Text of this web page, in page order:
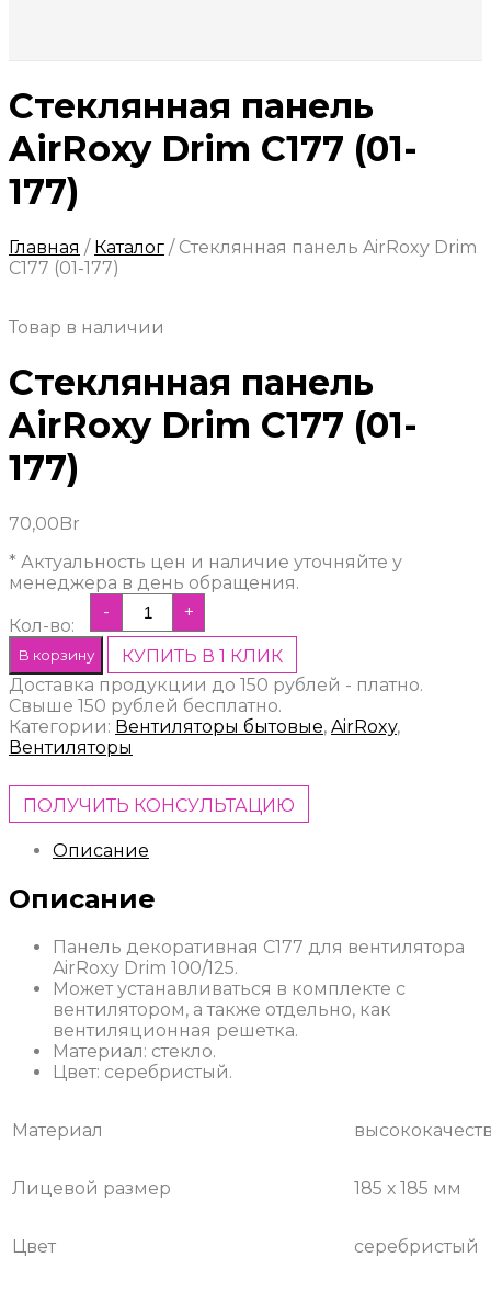
Стеклянная панель
AirRoxy Drim C177 (01-
177)
Главная / Каталог / Стеклянная панель AirRoxy Drim
C177 (01-177)
Товар в наличии
Стеклянная панель
AirRoxy Drim C177 (01-
177)
70,00Br
* Актуальность цен и наличие уточняйте у
менеджера в день обращения.
Кол-во:
- +
В корзину
КУПИТЬ В 1 КЛИК
Доставка продукции до 150 рублей - платно.
Свыше 150 рублей бесплатно.
Категории: Вентиляторы бытовые, AirRoxy,
Вентиляторы
ПОЛУЧИТЬ КОНСУЛЬТАЦИЮ
Описание
Описание
Панель декоративная C177 для вентилятора
AirRoxy Drim 100/125.
Может устанавливаться в комплекте с
вентилятором, а также отдельно, как
вентиляционная решетка.
Материал: стекло.
Цвет: серебристый.
Материал
Лицевой размер 185 х 185 мм
Цвет серебристый